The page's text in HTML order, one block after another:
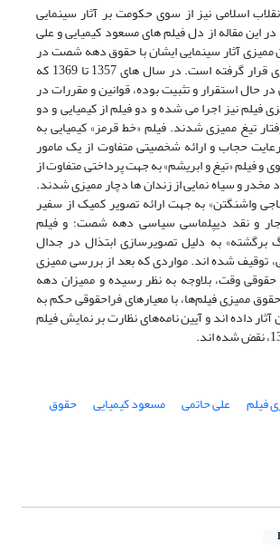
اسلامی نیز از سوی حکومت بر آثار سینمایی
این مقاله از دل فیلم های مسعود کیمیایی و علی
ممیزی آثار سینمایی ایشان با حقوق دهه شصت در
بوته تحلیل و داوری قرار گرفته است. در سال های 1357 تا 1369 که
حال استقرار و تثبیت بوده، قوانین و مقررات در
فیلم نیز اجرا می شده و دو فیلم از کیمیایی و دو
تیغ ممیزی شدند. فیلم «خط قرمز» کیمیایی به
حجاب و ارائه شخصیتی متفاوت از یک مامور
و فیلم «تیغ و ابریشم» به جهت پرداختی متفاوت از
مخدر و سیاه نمایی از زندان ها دچار ممیزی شدند.
واشنگتن» به جهت ارائه تصویر کمیک از سفیر
و نقد دیپلماسی سیاسی دهه شصت؛ و فیلم
برگشته» به دلیل تصویرسازی ابتذال در جدال
شده اند. مواردی که بعد از بررسی ممیزی
حقوقی وقت، بلاوجه به نظر رسیده و ممیزان دهه
ممیزی فیلم‌ها، با معیارهای فراحقوقی حکم به
داده اند و آیین نامه‌های نظارت بر نمایش فیلم
فیلم علی حاتمی مسعود کیمیایی حقوق